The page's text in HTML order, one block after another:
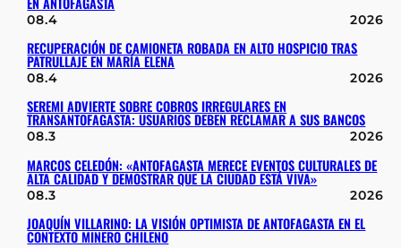
08.4 2026
RECUPERACIÓN DE CAMIONETA ROBADA EN ALTO HOSPICIO TRAS
PATRULLAJE EN MARÍA ELENA
08.4 2026
SEREMI ADVIERTE SOBRE COBROS IRREGULARES EN
TRANSANTOFAGASTA: USUARIOS DEBEN RECLAMAR A SUS BANCOS
08.3 2026
MARCOS CELEDÓN: «ANTOFAGASTA MERECE EVENTOS CULTURALES DE
ALTA CALIDAD Y DEMOSTRAR QUE LA CIUDAD ESTÁ VIVA»
08.3 2026
JOAQUÍN VILLARINO: LA VISIÓN OPTIMISTA DE ANTOFAGASTA EN EL
CONTEXTO MINERO CHILENO